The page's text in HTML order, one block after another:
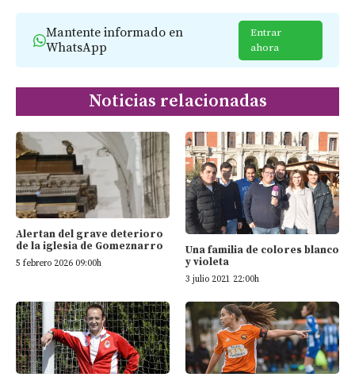
Mantente informado en
WhatsApp
Entrar
ahora
Noticias relacionadas
Alertan del grave deterioro
de la iglesia de Gomeznarro
5 febrero 2026 09:00h
Una familia de colores blanco
y violeta
3 julio 2021 22:00h